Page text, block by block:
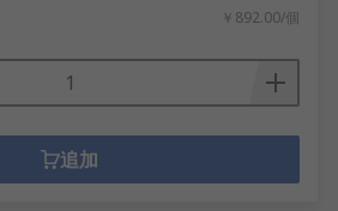
￥892.00/個
追加